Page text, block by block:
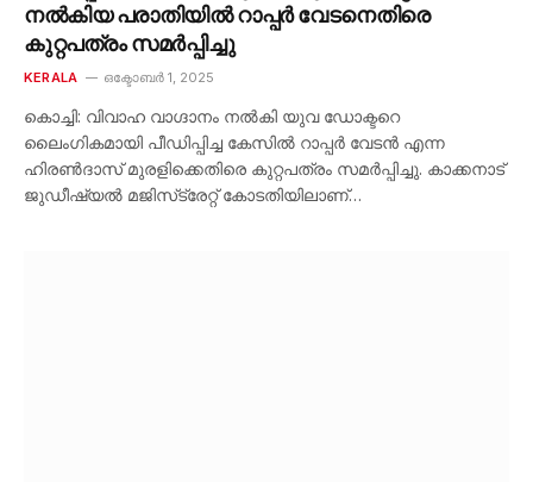
നൽകിയ പരാതിയിൽ റാപ്പർ വേടനെതിരെ
കുറ്റപത്രം സമർപ്പിച്ചു
KERALA ഒക്ടോബർ 1, 2025
കൊച്ചി: വിവാഹ വാഗ്ദാനം നൽകി യുവ ഡോക്ടറെ
ലൈംഗികമായി പീഡിപ്പിച്ച കേസിൽ റാപ്പർ വേടൻ എന്ന
ഹിരൺദാസ് മുരളിക്കെതിരെ കുറ്റപത്രം സമർപ്പിച്ചു. കാക്കനാട്
ജുഡീഷ്യൽ മജിസ്‌ട്രേറ്റ് കോടതിയിലാണ്…